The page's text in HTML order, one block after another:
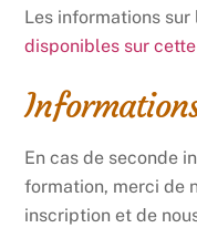
Les informations
disponibles sur
En cas de seconde
formation, merci de
inscription et de